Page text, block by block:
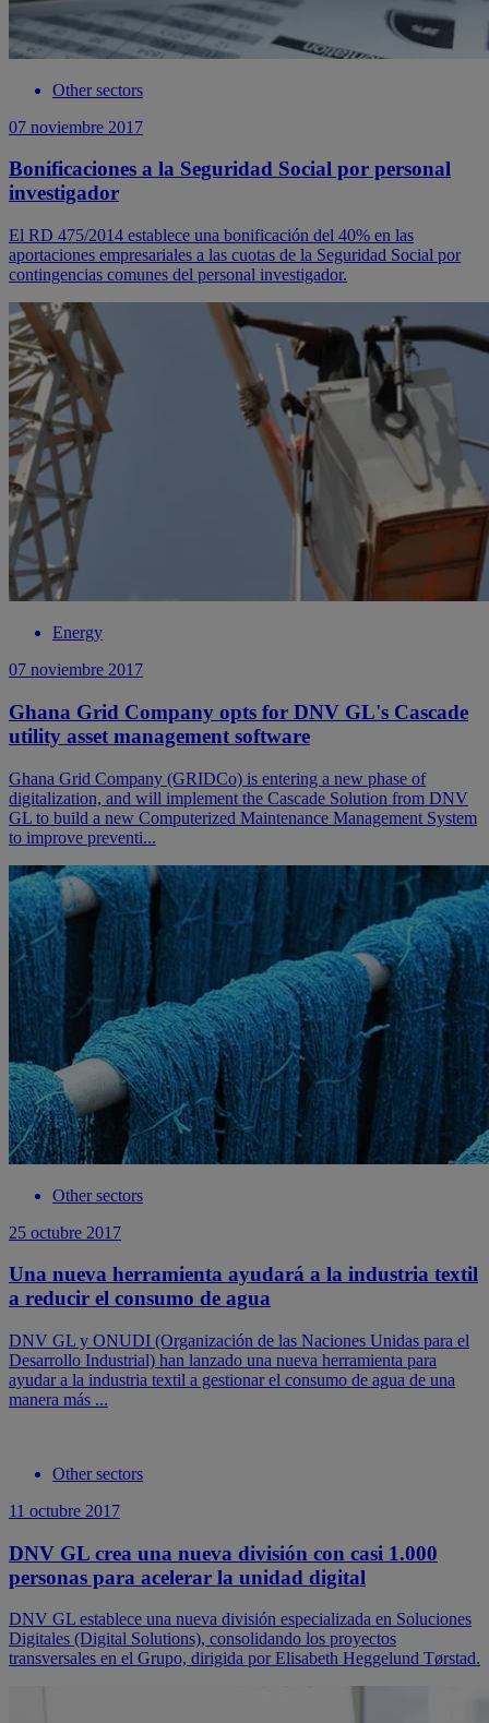
Other sectors
07 noviembre 2017
Bonificaciones a la Seguridad Social por personal
investigador
El RD 475/2014 establece una bonificación del 40% en las
aportaciones empresariales a las cuotas de la Seguridad Social por
contingencias comunes del personal investigador.
Energy
07 noviembre 2017
Ghana Grid Company opts for DNV GL's Cascade
utility asset management software
Ghana Grid Company (GRIDCo) is entering a new phase of
digitalization, and will implement the Cascade Solution from DNV
GL to build a new Computerized Maintenance Management System
to improve preventi...
Other sectors
25 octubre 2017
Una nueva herramienta ayudará a la industria textil
a reducir el consumo de agua
DNV GL y ONUDI (Organización de las Naciones Unidas para el
Desarrollo Industrial) han lanzado una nueva herramienta para
ayudar a la industria textil a gestionar el consumo de agua de una
manera más ...
Other sectors
11 octubre 2017
DNV GL crea una nueva división con casi 1.000
personas para acelerar la unidad digital
DNV GL establece una nueva división especializada en Soluciones
Digitales (Digital Solutions), consolidando los proyectos
transversales en el Grupo, dirigida por Elisabeth Heggelund Tørstad.